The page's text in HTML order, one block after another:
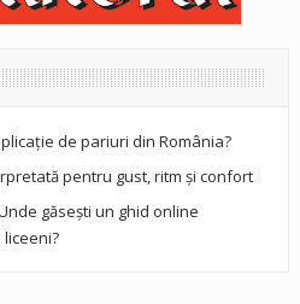
de pariuri din România?
pentru gust, ritm și confort
găsești un ghid online